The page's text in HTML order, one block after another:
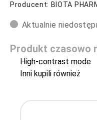
Producent: BIOTA
Aktualnie
Produkt czasowo
High-contrast mode
Inni kupili również